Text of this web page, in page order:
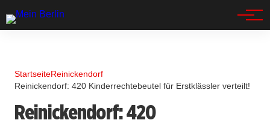
StartseiteReinickendorf
Reinickendorf: 420 Kinderrechtebeutel für Erstklässler verteilt!
Reinickendorf: 420